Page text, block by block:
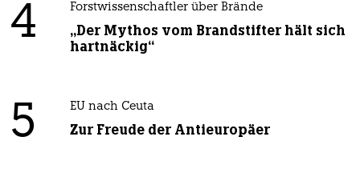
4 Forstwissenschaftler über Brände
„Der Mythos vom Brandstifter hält sich
hartnäckig“
5 EU nach Ceuta
Zur Freude der Antieuropäer